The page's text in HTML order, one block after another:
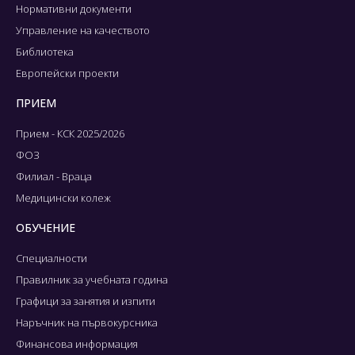
Нормативни документи
Управление на качеството
Библиотека
Европейски проекти
ПРИЕМ
Прием - КСК 2025/2026
ФОЗ
Филиал - Враца
Медицински колеж
ОБУЧЕНИЕ
Специалности
Правилник за учебната година
Графици за занятия и изпити
Наръчник на първокурсника
Финансова информация